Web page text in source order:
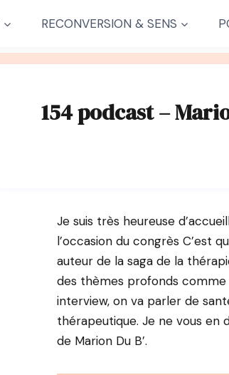
RECONVERSION & SENS
154 podcast –
Je suis très heureuse
l’occasion du congrès C’est
auteur de la saga de la
des thèmes profonds comme
interview, on va parler de
thérapeutique. Je ne vous en
de Marion Du B’.